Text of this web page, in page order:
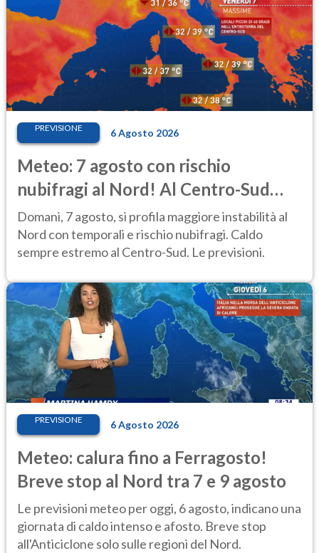
PREVISIONE 6 Agosto 2026
Meteo: 7 agosto con rischio
nubifragi al Nord! Al Centro-Sud
caldo estremo
Domani, 7 agosto, si profila maggiore instabilità al
Nord con temporali e rischio nubifragi. Caldo
sempre estremo al Centro-Sud. Le previsioni.
PREVISIONE 6 Agosto 2026
Meteo: calura fino a Ferragosto!
Breve stop al Nord tra 7 e 9 agosto
Le previsioni meteo per oggi, 6 agosto, indicano una
giornata di caldo intenso e afosto. Breve stop
all'Anticiclone solo sulle regioni del Nord.